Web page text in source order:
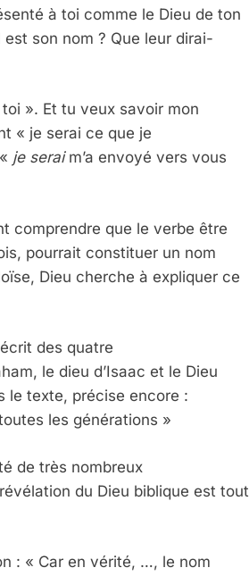
à toi comme le Dieu de ton
est son nom ? Que leur dirai-
». Et tu veux savoir mon
« je serai ce que je
je seraim’a envoyé vers vous
comprendre que le verbe être
pourrait constituer un nom
Dieu cherche à expliquer ce
des quatre
le dieu d’Isaac et le Dieu
le texte, précise encore :
les générations »
de très nombreux
du Dieu biblique est tout
: « Car en vérité, …, le nom